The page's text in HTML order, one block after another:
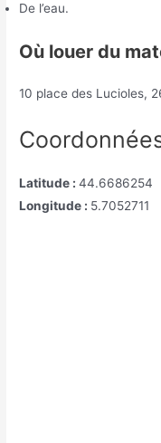
De l’eau.
Où louer du
10 place des Lucioles,
Latitude :44.6686254
Longitude : 5.7052711